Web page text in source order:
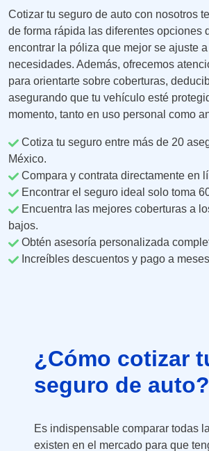
Cotizar tu seguro de auto con nosotros
de forma rápida las diferentes opciones
encontrar la póliza que mejor se ajuste
necesidades. Además, ofrecemos
para orientarte sobre coberturas,
asegurando que tu vehículo esté
momento, tanto en uso personal como
Cotiza tu seguro entre más de 20
México.
Compara y contrata directamente en
Encontrar el seguro ideal solo toma
Encuentra las mejores coberturas a
bajos.
Obtén asesoría personalizada
Increíbles descuentos y pago a
¿Cómo cotizar
seguro de auto?
Es indispensable comparar todas
existen en el mercado para que